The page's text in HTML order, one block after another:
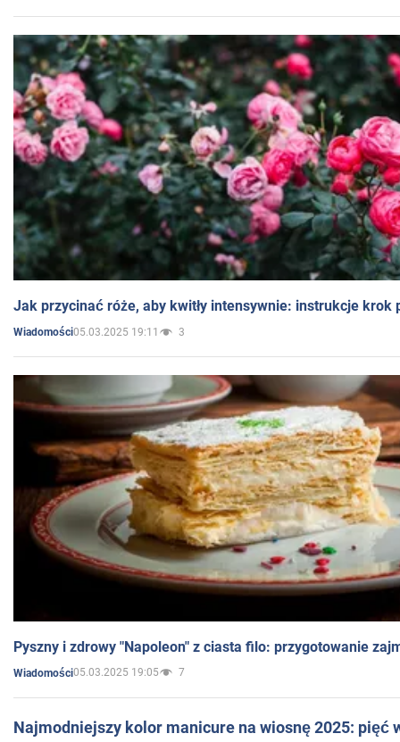
Jak przycinać róże, aby kwitły intensywnie: instrukcje krok
Wiadomości05.03.2025 19:11 3
Pyszny i zdrowy "Napoleon" z ciasta filo: przygotowanie
Wiadomości05.03.2025 19:05 7
Najmodniejszy kolor manicure na wiosnę 2025: pięć